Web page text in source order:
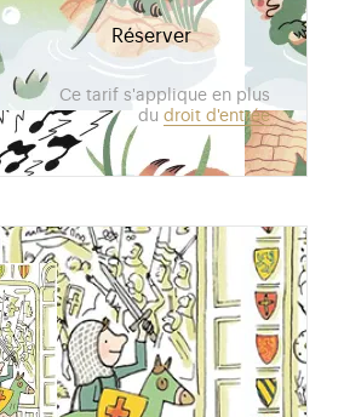
enfants de moins de 10 ans. Tarif
Réserver
Ce tarif s'applique en plus
du droit d'entrée